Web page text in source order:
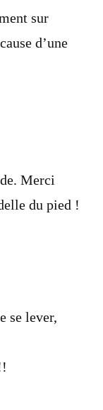
sur
d’une
Merci
du pied !
se lever,